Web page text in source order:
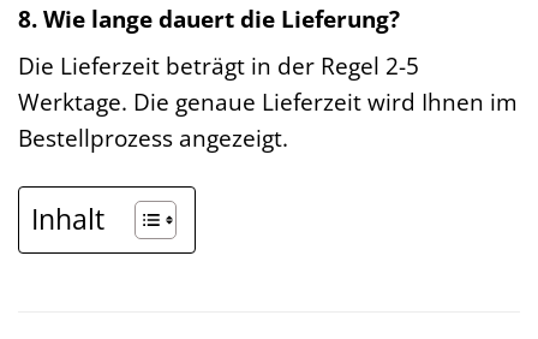
8. Wie lange dauert die Lieferung?
Die Lieferzeit beträgt in der Regel 2-5
Werktage. Die genaue Lieferzeit wird Ihnen im
Bestellprozess angezeigt.
Inhalt